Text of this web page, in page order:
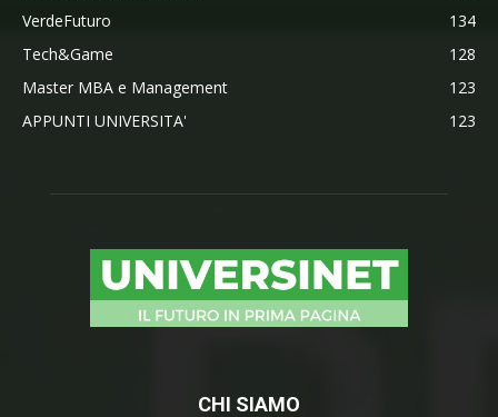
VerdeFuturo
134
Tech&Game
128
Master MBA e Management
123
APPUNTI UNIVERSITA'
123
CHI SIAMO